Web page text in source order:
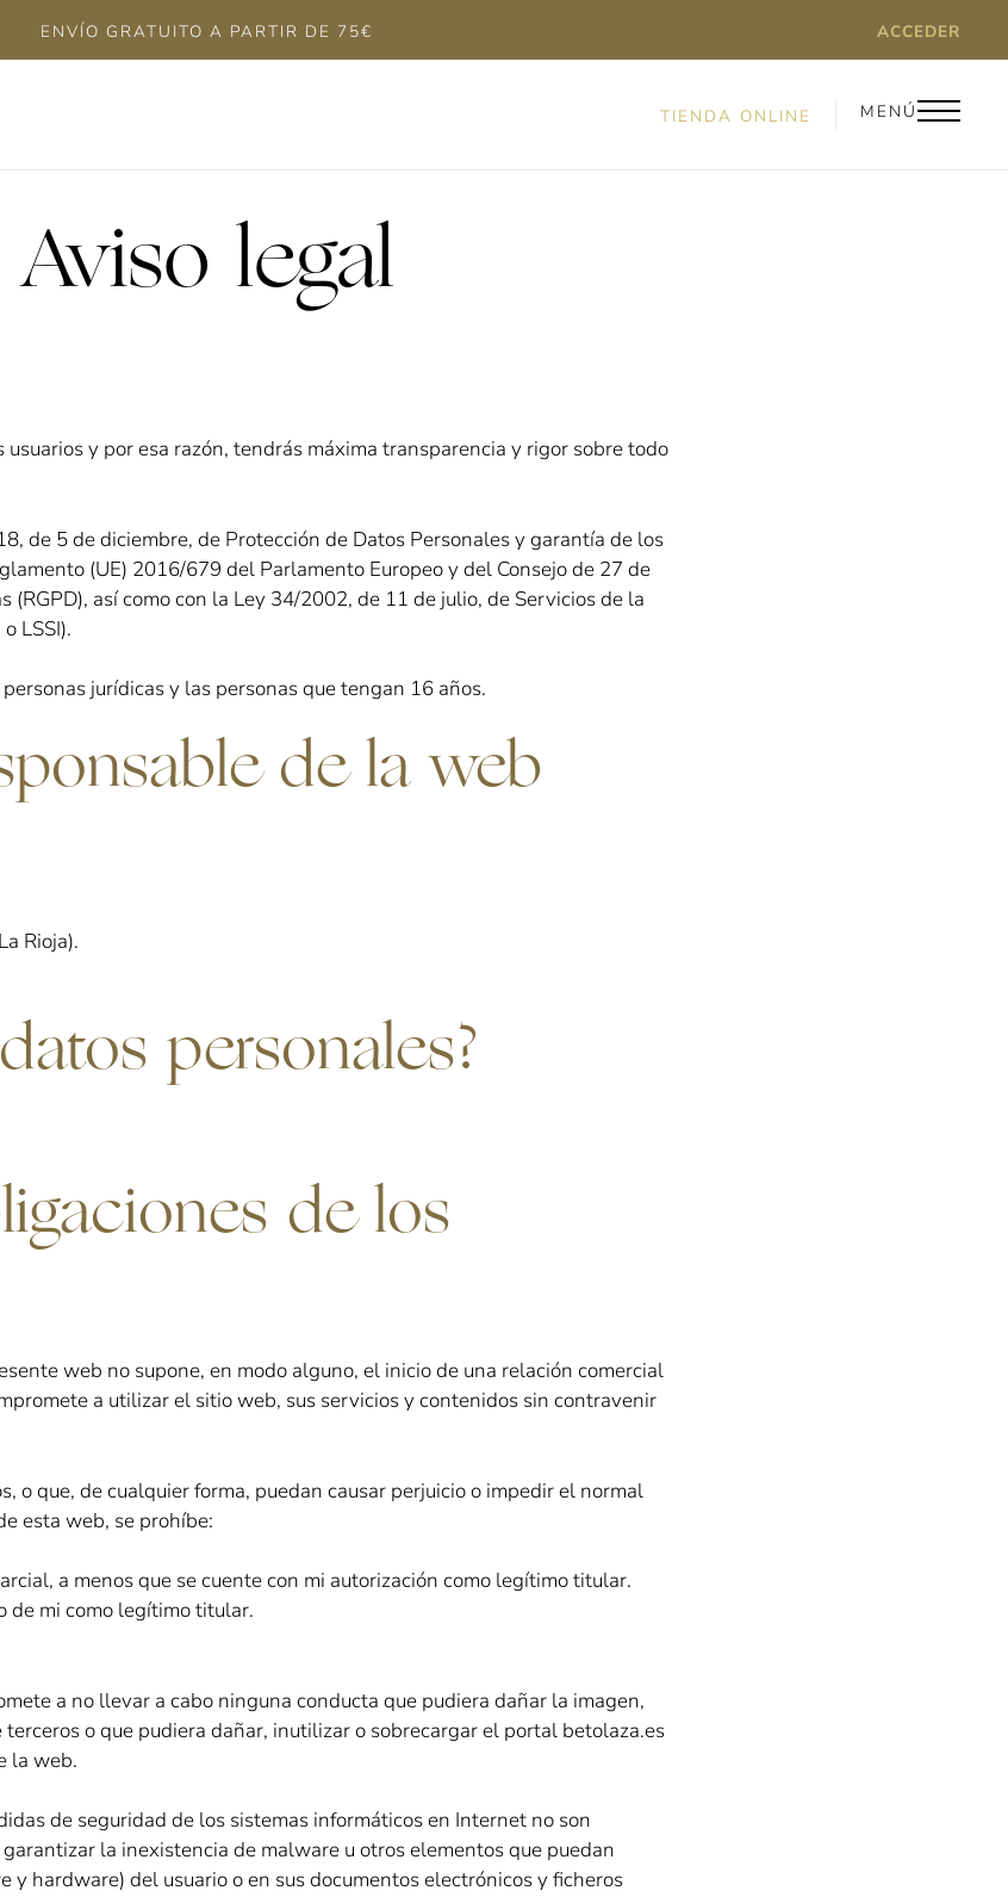
ENVÍO GRATUITO A PARTIR DE 75€ ACCEDER
TIENDA ONLINE MENÚ
Aviso legal
y por esa razón, tendrás máxima transparencia y rigor sobre todo
de 5 de diciembre, de Protección de Datos Personales y garantía de los
(UE) 2016/679 del Parlamento Europeo y del Consejo de 27 de
así como con la Ley 34/2002, de 11 de julio, de Servicios de la
LSSI).
jurídicas y las personas que tengan 16 años.
de la web
Rioja).
personales?
de los
web no supone, en modo alguno, el inicio de una relación comercial
a utilizar el sitio web, sus servicios y contenidos sin contravenir
o que, de cualquier forma, puedan causar perjuicio o impedir el normal
esta web, se prohíbe:
a menos que se cuente con mi autorización como legítimo titular.
de mi como legítimo titular.
a no llevar a cabo ninguna conducta que pudiera dañar la imagen,
o que pudiera dañar, inutilizar o sobrecargar el portal betolaza.es
la web.
de seguridad de los sistemas informáticos en Internet no son
la inexistencia de malware u otros elementos que puedan
hardware) del usuario o en sus documentos electrónicos y ficheros